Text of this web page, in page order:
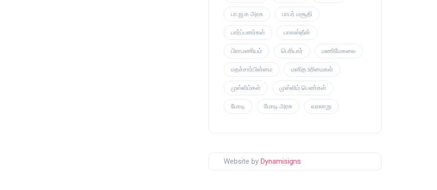
பா.ஜ.க அரசு பாபர் மசூதி
பார்ப்பனர்கள் பாலஸ்தீன்
பிராமணியம் பெரியார் மணிமேகலை
மதச்சார்பின்மை மனித உரிமைகள்
முஸ்லிம்கள் முஸ்லிம் பெண்கள்
மோடி மோடி அரசு வரலாறு
Website by Dynamisigns